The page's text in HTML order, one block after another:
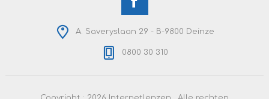
A. Saveryslaan 29 - B-9800 Deinze
0800 30 310